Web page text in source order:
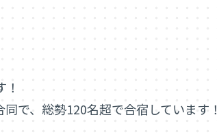
で、総勢120名超で合宿しています！